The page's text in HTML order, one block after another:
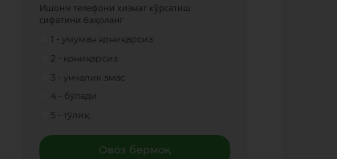
Ишонч телефони хизмат кўрсатиш
сифатини баҳоланг
1 - умуман қониқарсиз
2 - қониқарсиз
3 - унчалик эмас
4 - бўлади
5 - тўлиқ
Овоз бермоқ